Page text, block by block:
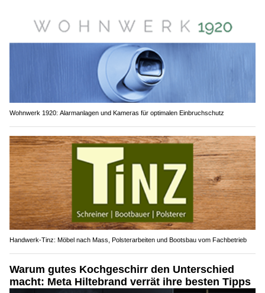
Wohnwerk 1920: Alarmanlagen und Kameras für optimalen Einbruchschutz
Handwerk-Tinz: Möbel nach Mass, Polsterarbeiten und Bootsbau vom Fachbetrieb
Warum gutes Kochgeschirr den Unterschied
macht: Meta Hiltebrand verrät ihre besten Tipps